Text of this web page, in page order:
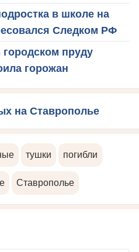
в школе на
Следком РФ
пруду
горожан
на Ставрополье
тушки погибли
Ставрополье